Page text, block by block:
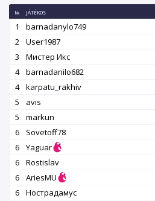
№ JÁTÉKOS
1 barnadanylo749
2
User1987
3
Мистер Икс
4
barnadanilo682
4
karpatu_rakhiv
5
avis
5
markun
6
Sovetoff78
6
Yaguar
6
Rostislav
6
AriesMU
6
Нострадамус